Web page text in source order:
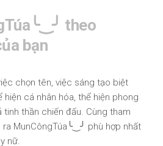
theo
bạn
chọn tên, việc sáng tạo biệt
cá nhân hóa, thể hiện phong
thần chiến đấu. Cùng tham
MunCôngTúa╰‿╯ phù hợp nhất
nữ.